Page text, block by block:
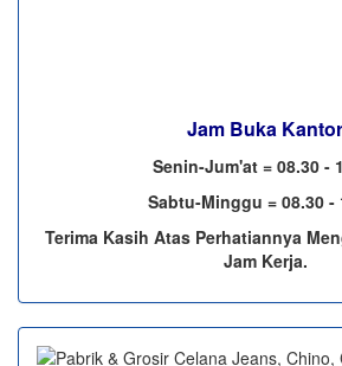
Jam Buka Kantor
Senin-Jum'at = 08.30 -
Sabtu-Minggu = 08.30 -
Terima Kasih Atas Perhatiannya
Jam Kerja.